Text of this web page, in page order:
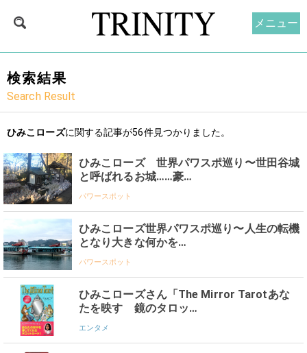
検索結果
Search Result
ひみこローズに関する記事が56件見つかりました。
パワースポット
ひみこローズ 世界パワスポ巡り〜世田谷城
と呼ばれるお城……豪…
パワースポット
ひみこローズ世界パワスポ巡り〜人生の転機
となり大きな何かを…
エンタメ
ひみこローズさん「The Mirror Tarotあな
たを映す 鏡のタロッ…
メニュー